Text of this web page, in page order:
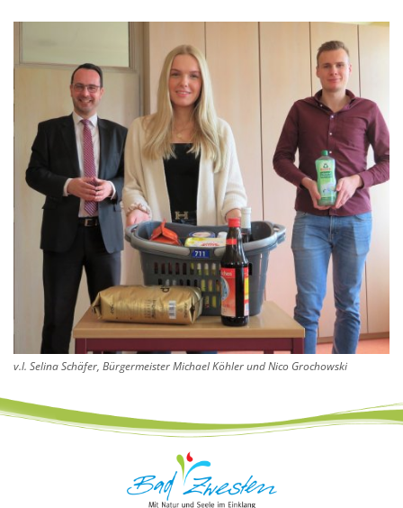
v.l. Selina Schäfer, Bürgermeister Michael Köhler und Nico Grochowski